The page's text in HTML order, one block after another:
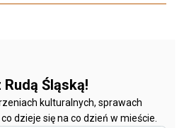
Śląską!
kulturalnych, sprawach
dzieje się na co dzień w mieście.